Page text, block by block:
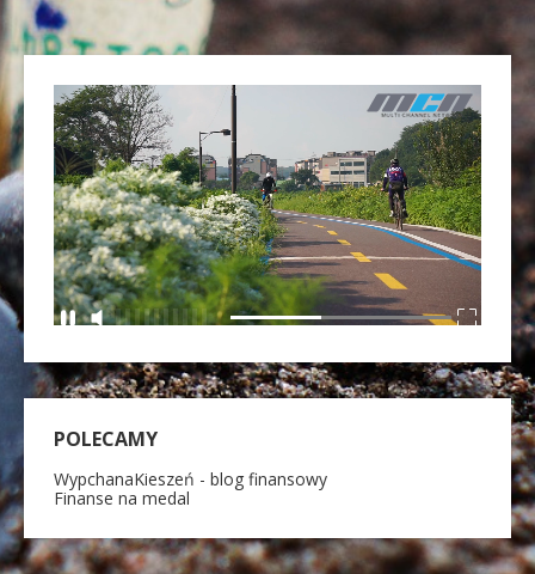
POLECAMY
WypchanaKieszeń - blog finansowy
Finanse na medal